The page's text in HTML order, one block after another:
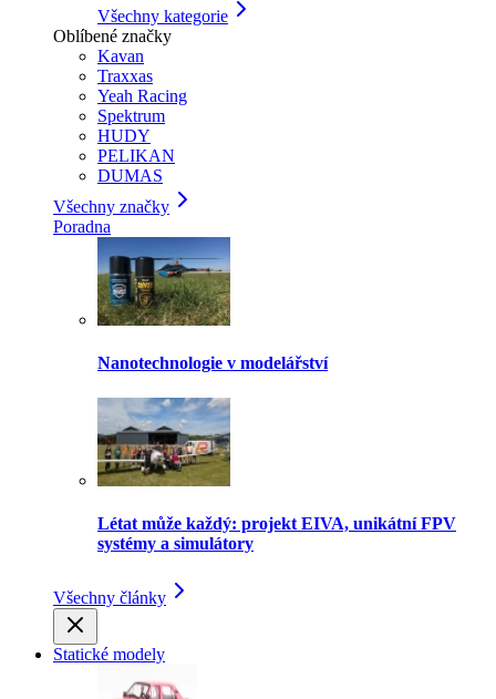
Všechny kategorie
Oblíbené značky
Kavan
Traxxas
Yeah Racing
Spektrum
HUDY
PELIKAN
DUMAS
Všechny značky
Poradna
Nanotechnologie v modelářství
Létat může každý: projekt EIVA, unikátní FPV
systémy a simulátory
Všechny články
Statické modely